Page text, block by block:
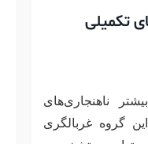
تکمیلی
ناهنجاری‌های
گروه غربالگری